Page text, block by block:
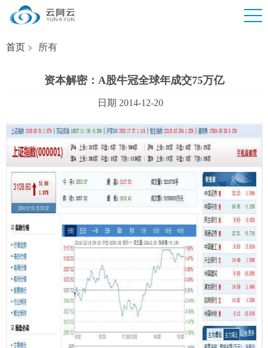
首页 所有
资本解密：A股牛冠全球年成交75万亿
日期 2014-12-20